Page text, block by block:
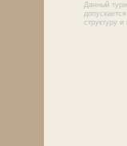
Данный
структуру